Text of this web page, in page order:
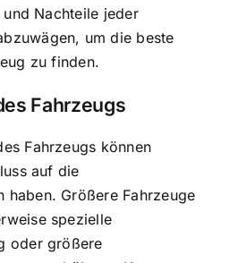
Nachteile jeder
um die beste
zu finden.
Fahrzeugs
Fahrzeugs können
auf die
haben. Größere Fahrzeuge
spezielle
oder größere